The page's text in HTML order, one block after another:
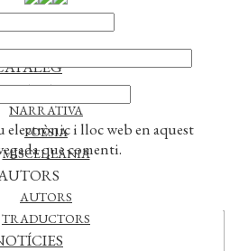
ASSAIG
NARRATIVA
POESIA
MISCEL·LÀNIA
AUTORS
TRADUCTORS
electrònic i lloc web en aquest
que comenti.